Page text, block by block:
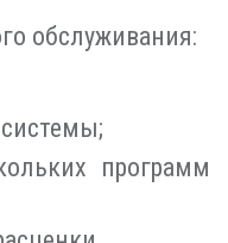
обслуживания:
программ